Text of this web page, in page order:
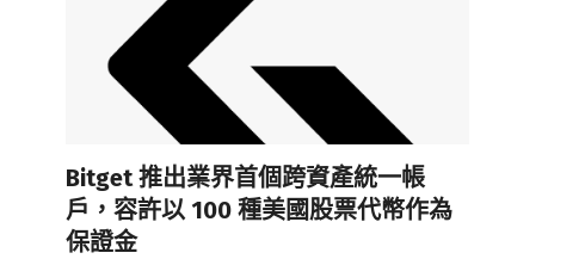
Bitget 推出業界首個跨資產統一帳
戶，容許以 100 種美國股票代幣作為
保證金